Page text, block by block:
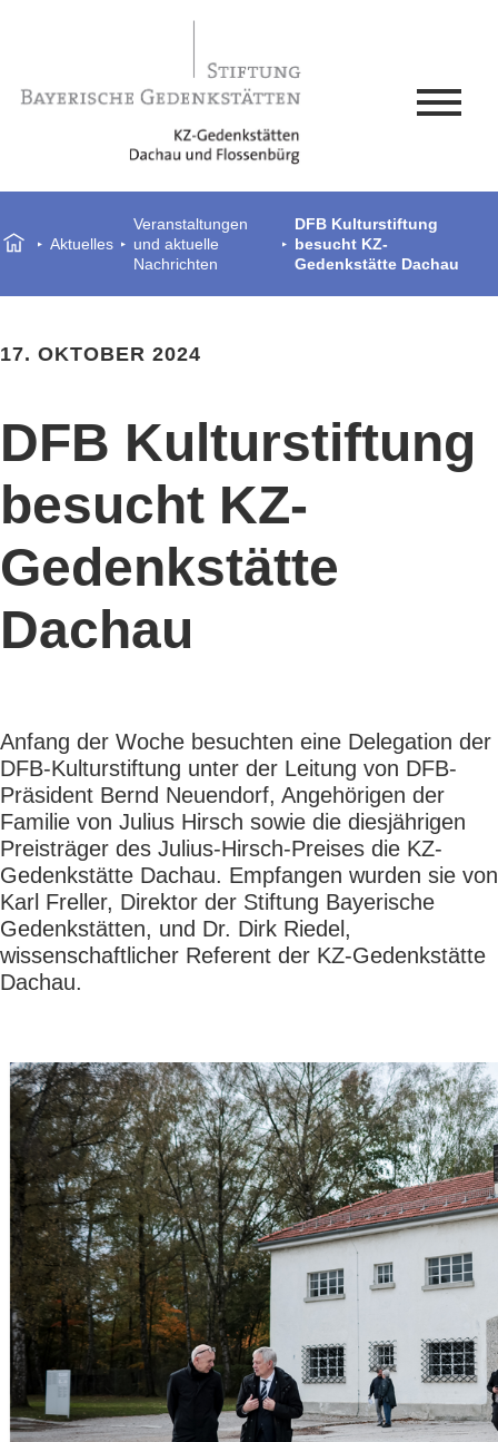
Aktuelles
Veranstaltungen
und aktuelle
Nachrichten
DFB Kulturstiftung
besucht KZ-
Gedenkstätte Dachau
17. OKTOBER 2024
DFB Kulturstiftung
besucht KZ-
Gedenkstätte
Dachau
Anfang der Woche besuchten eine Delegation der
DFB-Kulturstiftung unter der Leitung von DFB-
Präsident Bernd Neuendorf, Angehörigen der
Familie von Julius Hirsch sowie die diesjährigen
Preisträger des Julius-Hirsch-Preises die KZ-
Gedenkstätte Dachau. Empfangen wurden sie von
Karl Freller, Direktor der Stiftung Bayerische
Gedenkstätten, und Dr. Dirk Riedel,
wissenschaftlicher Referent der KZ-Gedenkstätte
Dachau.